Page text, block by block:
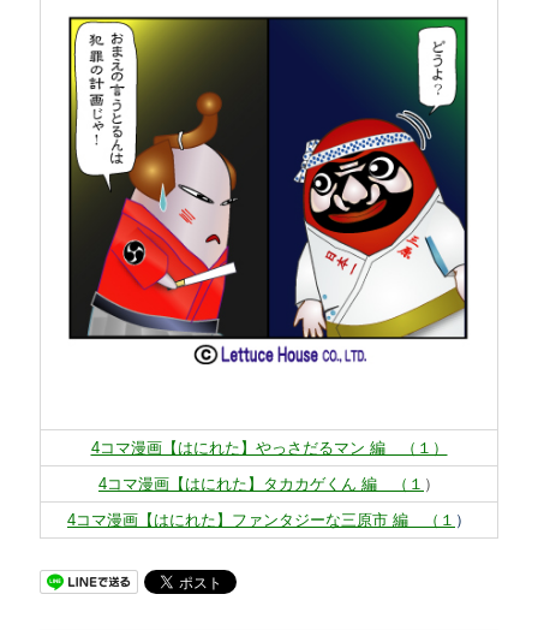
4コマ漫画【はにれた】やっさだるマン 編 （１）
4コマ漫画【はにれた】タカカゲくん 編 （１ ）
4コマ漫画【はにれた】ファンタジーな三原市 編 （１ ）